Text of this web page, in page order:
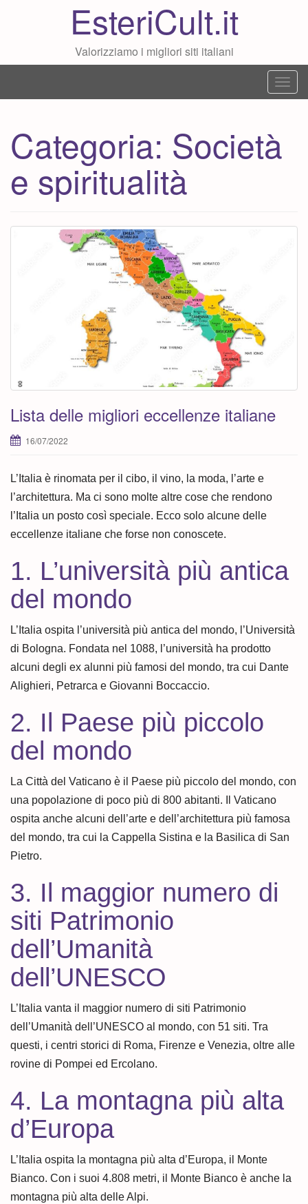
EsteriCult.it
Valorizziamo i migliori siti italiani
T
o
v
Categoria: Società
e spiritualità
Lista delle migliori eccellenze italiane
16/07/2022
L’Italia è rinomata per il cibo, il vino, la moda, l’arte e
l’architettura. Ma ci sono molte altre cose che rendono
l’Italia un posto così speciale. Ecco solo alcune delle
eccellenze italiane che forse non conoscete.
1. L’università più antica
del mondo
L’Italia ospita l’università più antica del mondo, l’Università
di Bologna. Fondata nel 1088, l’università ha prodotto
alcuni degli ex alunni più famosi del mondo, tra cui Dante
Alighieri, Petrarca e Giovanni Boccaccio.
2. Il Paese più piccolo
del mondo
La Città del Vaticano è il Paese più piccolo del mondo, con
una popolazione di poco più di 800 abitanti. Il Vaticano
ospita anche alcuni dell’arte e dell’architettura più famosa
del mondo, tra cui la Cappella Sistina e la Basilica di San
Pietro.
3. Il maggior numero di
siti Patrimonio
dell’Umanità
dell’UNESCO
L’Italia vanta il maggior numero di siti Patrimonio
dell’Umanità dell’UNESCO al mondo, con 51 siti. Tra
questi, i centri storici di Roma, Firenze e Venezia, oltre alle
rovine di Pompei ed Ercolano.
4. La montagna più alta
d’Europa
L’Italia ospita la montagna più alta d’Europa, il Monte
Bianco. Con i suoi 4.808 metri, il Monte Bianco è anche la
montagna più alta delle Alpi.